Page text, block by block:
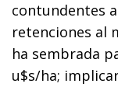
contundentes
retenciones al
ha sembrada
u$s/ha;